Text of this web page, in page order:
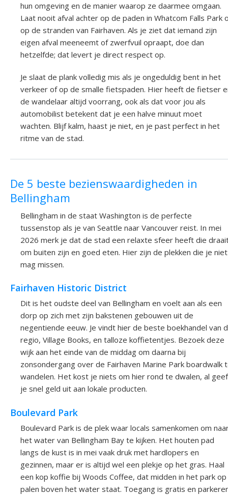
hun omgeving en de manier waarop ze daarmee omgaan.
Laat nooit afval achter op de paden in Whatcom Falls Park
op de stranden van Fairhaven. Als je ziet dat iemand zijn
eigen afval meeneemt of zwerfvuil opraapt, doe dan
hetzelfde; dat levert je direct respect op.
Je slaat de plank volledig mis als je ongeduldig bent in het
verkeer of op de smalle fietspaden. Hier heeft de fietser
de wandelaar altijd voorrang, ook als dat voor jou als
automobilist betekent dat je een halve minuut moet
wachten. Blijf kalm, haast je niet, en je past perfect in het
ritme van de stad.
De 5 beste bezienswaardigheden in
Bellingham
Bellingham in de staat Washington is de perfecte
tussenstop als je van Seattle naar Vancouver reist. In mei
2026 merk je dat de stad een relaxte sfeer heeft die
om buiten zijn en goed eten. Hier zijn de plekken die je niet
mag missen.
Fairhaven Historic District
Dit is het oudste deel van Bellingham en voelt aan als een
dorp op zich met zijn bakstenen gebouwen uit de
negentiende eeuw. Je vindt hier de beste boekhandel van
regio, Village Books, en talloze koffietentjes. Bezoek deze
wijk aan het einde van de middag om daarna bij
zonsondergang over de Fairhaven Marine Park boardwalk
wandelen. Het kost je niets om hier rond te dwalen, al geef
je snel geld uit aan lokale producten.
Boulevard Park
Boulevard Park is de plek waar locals samenkomen om
het water van Bellingham Bay te kijken. Het houten pad
langs de kust is in mei vaak druk met hardlopers en
gezinnen, maar er is altijd wel een plekje op het gras. Haal
een kop koffie bij Woods Coffee, dat midden in het park op
palen boven het water staat. Toegang is gratis en